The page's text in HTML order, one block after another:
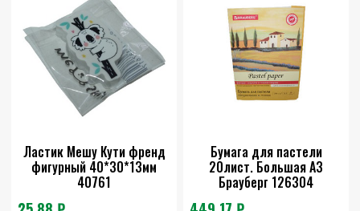
Ластик Мешу Кути френд
фигурный 40*30*13мм
40761
Бумага для пастели
20лист. Большая А3
Брауберг 126304